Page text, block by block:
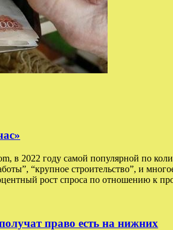
2022 году самой популярной по
“крупное строительство”, и
рост спроса по отношению к
право есть на нижних